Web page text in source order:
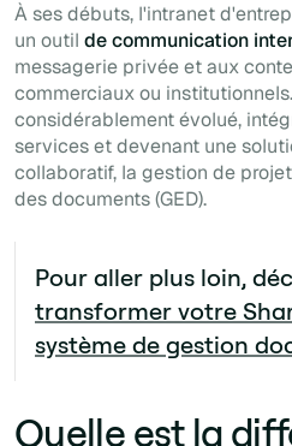
À ses débuts, l'intranet
un outil de communication
messagerie privée et aux
commerciaux ou
considérablement évolué,
services et devenant une
collaboratif, la gestion de
des documents (GED).
Pour aller plus loin,
transformer votre
système de gestion
Quelle est la